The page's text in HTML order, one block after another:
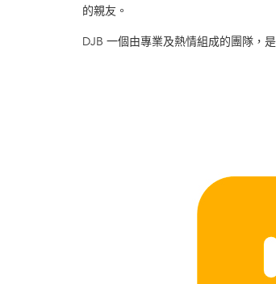
的親友。
DJB 一個由專業及熱情組成的團隊，